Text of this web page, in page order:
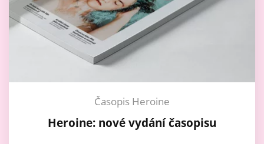
Časopis Heroine
Heroine: nové vydání časopisu